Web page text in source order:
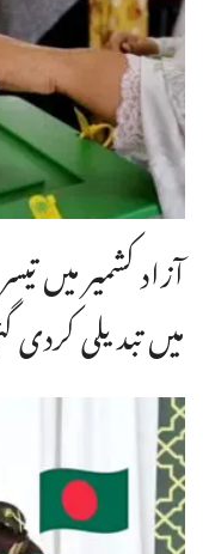
آزاد کشمیر میں
میں تبدیلی کردی